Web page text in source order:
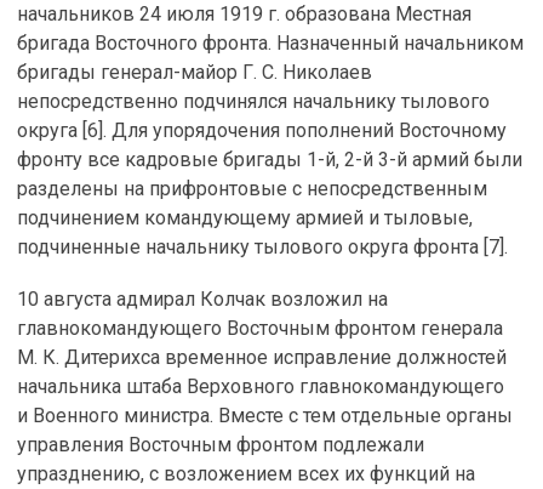
начальников 24 июля 1919 г. образована Местная
бригада Восточного фронта. Назначенный начальником
бригады генерал-майор Г. С. Николаев
непосредственно подчинялся начальнику тылового
округа [6]. Для упорядочения пополнений Восточному
фронту все кадровые бригады 1-й, 2-й 3-й армий были
разделены на прифронтовые с непосредственным
подчинением командующему армией и тыловые,
подчиненные начальнику тылового округа фронта [7].
10 августа адмирал Колчак возложил на
главнокомандующего Восточным фронтом генерала
М. К. Дитерихса временное исправление должностей
начальника штаба Верховного главнокомандующего
и Военного министра. Вместе с тем отдельные органы
управления Восточным фронтом подлежали
упразднению, с возложением всех их функций на